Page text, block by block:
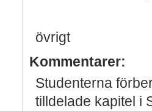
övrigt
Kommentarer:
Studenterna
tilldelade kapitel i